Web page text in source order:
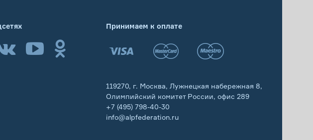
Принимаем к оплате
119270, г. Москва, Лужнецкая набережная 8,
Олимпийский комитет России, офис 289
+7 (495) 798-40-30
info@alpfederation.ru